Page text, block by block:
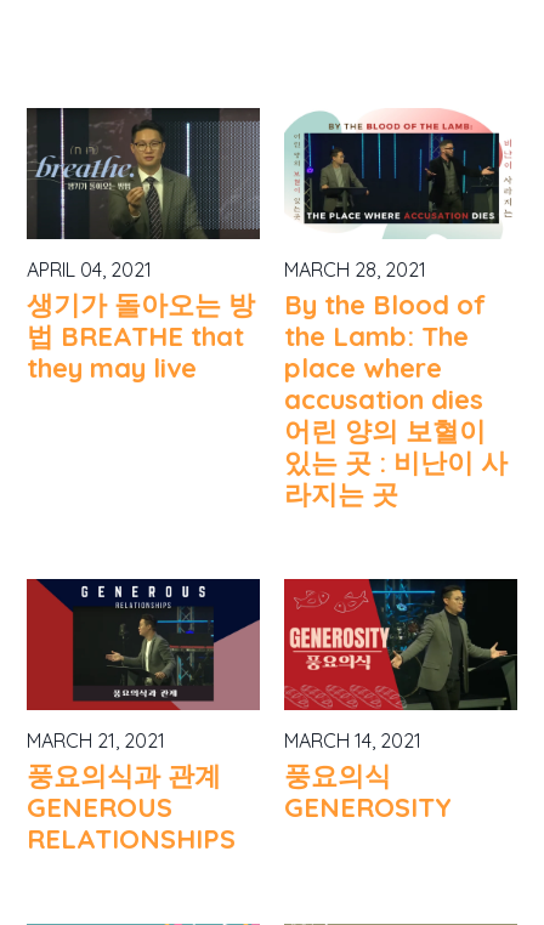
APRIL 04, 2021
생기가 돌아오는 방
법 BREATHE that
they may live
MARCH 28, 2021
By the Blood of
the Lamb: The
place where
accusation dies
어린 양의 보혈이
있는 곳 : 비난이 사
라지는 곳
MARCH 21, 2021
풍요의식과 관계
GENEROUS
RELATIONSHIPS
MARCH 14, 2021
풍요의식
GENEROSITY